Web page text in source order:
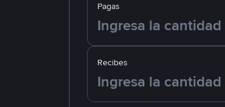
Pagas
Recibes